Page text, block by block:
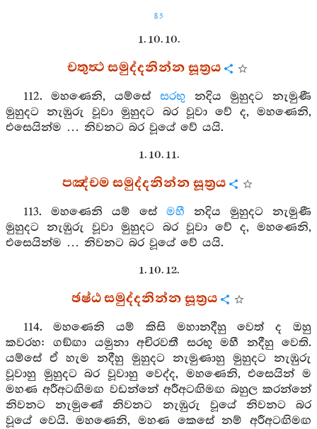
85
1. 10. 10.
චතුත්‍ථ සමුද්දනින්න සූත්‍රය
112. මහණෙනි, යම්සේ සරභුනදිය මුහුදට නැමුණී
මුහුදට නැඹුරු වූවා මුහුදට බර වූවා වේ ද, මහණෙනි,
එසෙයින්ම … නිවනට බර වූයේ වේ යයි.
1. 10. 11.
පඤ්චම සමුද්දනින්න සූත්‍රය
113. මහණෙනි යම් සේ මහී නදිය මුහුදට නැමුණී
මුහුදට නැඹුරු වූවා මුහුදට බර වූවා වේ ද, මහණෙනි,
එසෙයින්ම … නිවනට බර වූයේ වේ යයි.
1. 10. 12.
ඡෂ්ඨ සමුද්දනින්න සූත්‍රය
114. මහණෙනි යම් කිසි මහානදීහු වෙත් ද ඔහු
කවරහ: ගඞ්ඟා යමුනා අචිරවතී සරභූ මහී නදීහු වෙති.
යම්සේ ඒ හැම නදීහු මුහුදට නැමුණාහු මුහුදට නැඹුරු
වූවාහු මුහුදට බර වූවාහු වෙද්ද, මහණෙනි, එසෙයින් ම
මහණ අරීඅටඟිමඟ වඩන්නේ අරීඅටඟිමඟ බහුල කරන්නේ
නිවනට නැමුණේ නිවනට නැඹුරු වූයේ නිවනට බර
වූයේ වෙයි. මහණෙනි, මහණ කෙසේ නම් අරීඅටඟිමඟ